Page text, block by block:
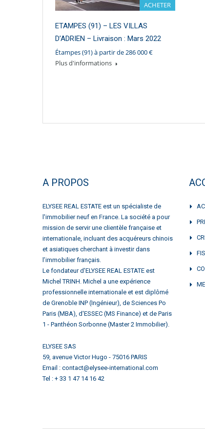
ACHETER
ETAMPES (91) – LES VILLAS
D’ADRIEN – Livraison : Mars 2022
Étampes (91) à partir de 286 000 €
Plus d'informations
A PROPOS
ELYSEE REAL ESTATE est un spécialiste de
l'immobilier neuf en France. La société a pour
mission de servir une clientèle française et
internationale, incluant des acquéreurs chinois
et asiatiques cherchant à investir dans
l’immobilier français.
Le fondateur d'ELYSEE REAL ESTATE est
Michel TRINH. Michel a une expérience
professionnelle internationale et est diplômé
de Grenoble INP (Ingénieur), de Sciences Po
Paris (MBA), d'ESSEC (MS Finance) et de Paris
1 - Panthéon Sorbonne (Master 2 Immobilier).
ELYSEE SAS
59, avenue Victor Hugo - 75016 PARIS
Email : contact@elysee-international.com
Tel : + 33 1 47 14 16 42